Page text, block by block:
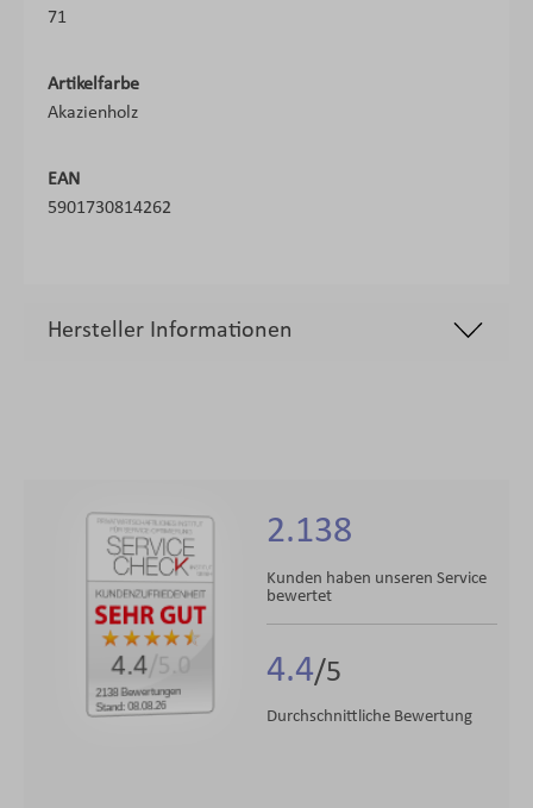
71
Artikelfarbe
Akazienholz
EAN
5901730814262
Hersteller Informationen
2138 Bewertungen
Stand: 08.08.26
4.4/5.0
2.138
Kunden haben unseren Service
bewertet
4.4
Durchschnittliche Bewertung